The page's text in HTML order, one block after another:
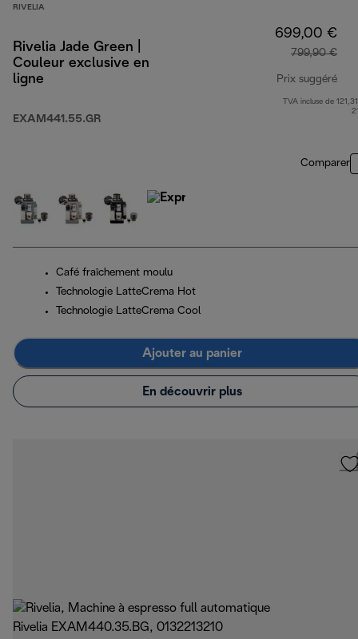
RIVELIA
Rivelia Jade Green |
Couleur exclusive en
ligne
EXAM441.55.GR
699,00 €
799,90 €
Prix suggéré
TVA incluse de
Comparer
Café fraîchement moulu
Technologie LatteCrema Hot
Technologie LatteCrema Cool
Ajouter au panier
En découvrir plus